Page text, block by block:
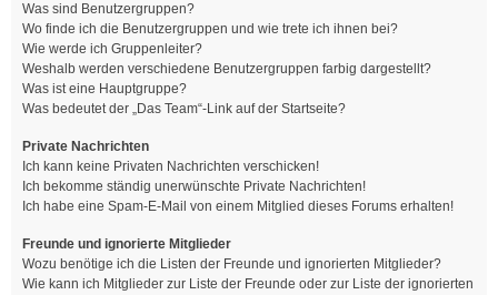
Was sind Benutzergruppen?
Wo finde ich die Benutzergruppen und wie trete ich ihnen bei?
Wie werde ich Gruppenleiter?
Weshalb werden verschiedene Benutzergruppen farbig dargestellt?
Was ist eine Hauptgruppe?
Was bedeutet der „Das Team“-Link auf der Startseite?
Private Nachrichten
Ich kann keine Privaten Nachrichten verschicken!
Ich bekomme ständig unerwünschte Private Nachrichten!
Ich habe eine Spam-E-Mail von einem Mitglied dieses Forums erhalten!
Freunde und ignorierte Mitglieder
Wozu benötige ich die Listen der Freunde und ignorierten Mitglieder?
Wie kann ich Mitglieder zur Liste der Freunde oder zur Liste der ignorierten